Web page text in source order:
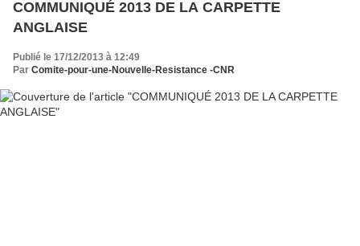
COMMUNIQUÉ 2013 DE LA CARPETTE
ANGLAISE
Publié le 17/12/2013 à 12:49
Par Comite-pour-une-Nouvelle-Resistance -CNR